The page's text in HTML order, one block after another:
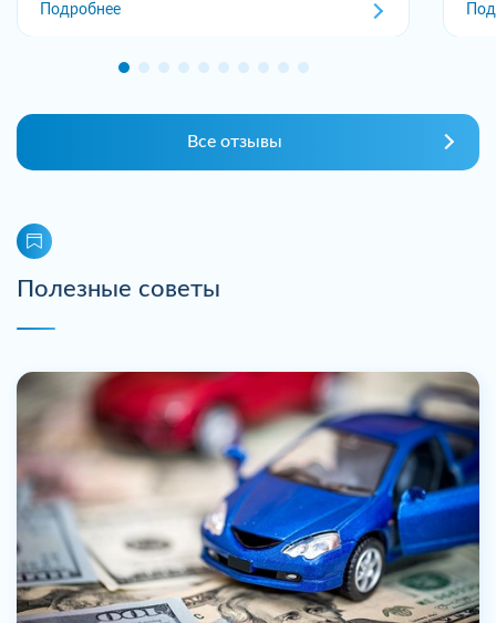
Подробнее
Все отзывы
Полезные советы